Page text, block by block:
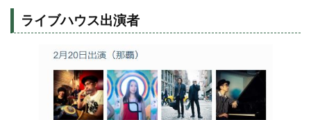
ライブハウス出演者